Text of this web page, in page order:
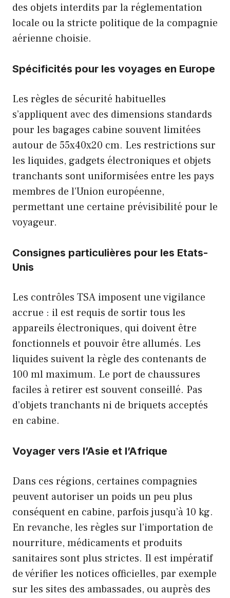
des objets interdits par la réglementation
locale ou la stricte politique de la compagnie
aérienne choisie.
Spécificités pour les voyages en Europe
Les règles de sécurité habituelles
s’appliquent avec des dimensions standards
pour les bagages cabine souvent limitées
autour de 55x40x20 cm. Les restrictions sur
les liquides, gadgets électroniques et objets
tranchants sont uniformisées entre les pays
membres de l’Union européenne,
permettant une certaine prévisibilité pour le
voyageur.
Consignes particulières pour les Etats-
Unis
Les contrôles TSA imposent une vigilance
accrue : il est requis de sortir tous les
appareils électroniques, qui doivent être
fonctionnels et pouvoir être allumés. Les
liquides suivent la règle des contenants de
100 ml maximum. Le port de chaussures
faciles à retirer est souvent conseillé. Pas
d’objets tranchants ni de briquets acceptés
en cabine.
Voyager vers l’Asie et l’Afrique
Dans ces régions, certaines compagnies
peuvent autoriser un poids un peu plus
conséquent en cabine, parfois jusqu’à 10 kg.
En revanche, les règles sur l’importation de
nourriture, médicaments et produits
sanitaires sont plus strictes. Il est impératif
de vérifier les notices officielles, par exemple
sur les sites des ambassades, ou auprès des